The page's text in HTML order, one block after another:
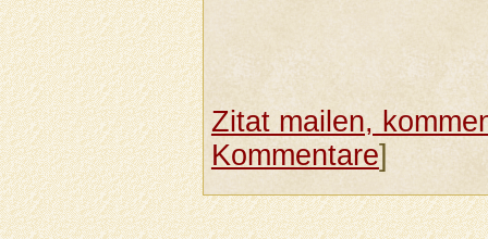
Zitat mailen,
Kommentare]